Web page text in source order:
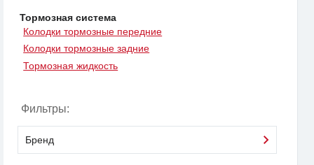
Тормозная система
Колодки тормозные передние
Колодки тормозные задние
Тормозная жидкость
Фильтры:
Бренд